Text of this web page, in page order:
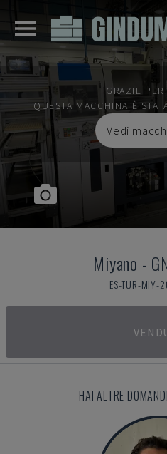
GRAZIE
QUESTA MACCHINA È
Vedi
Miyano -
ES-TUR-MIY-
HAI ALTRE